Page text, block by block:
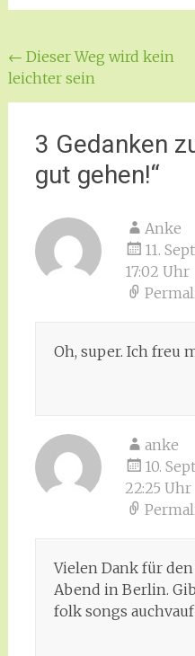
Beitragsnavigation
← Dieser Weg wird kein
leichter sein
3 Gedanken
gut gehen!“
Anke
11.
17:02 Uhr
Oh, super. Ich freu
anke
10.
22:25 Uhr
Vielen Dank für
Abend in Berlin.
folk songs auchvauf